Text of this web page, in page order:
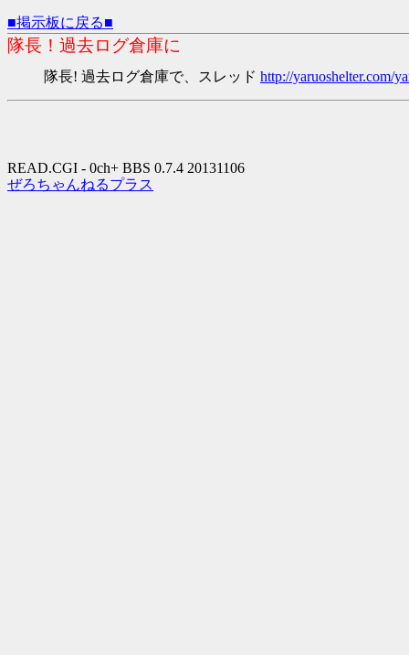
■掲示板に戻る■
隊長！過去ログ倉庫に
隊長! 過去ログ倉庫で、スレッド http://yaruoshelter.com/
READ.CGI - 0ch+ BBS 0.7.4 20131106
ぜろちゃんねるプラス